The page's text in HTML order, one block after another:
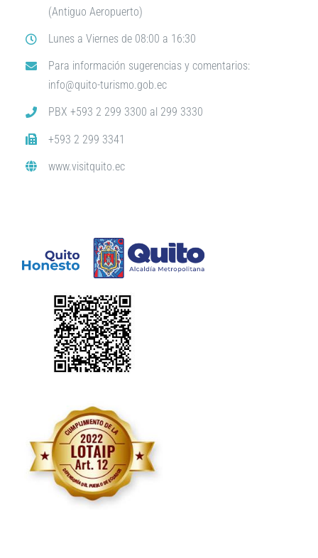
(Antiguo Aeropuerto)
Lunes a Viernes de 08:00 a 16:30
Para información sugerencias y comentarios:
info@quito-turismo.gob.ec
PBX +593 2 299 3300 al 299 3330
+593 2 299 3341
www.visitquito.ec